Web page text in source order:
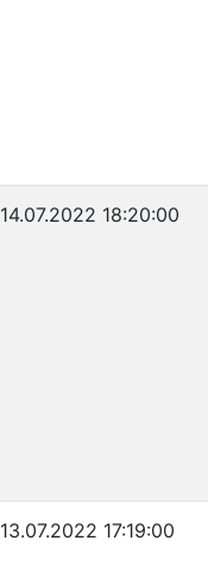
14.07.2022 18:20:00
13.07.2022 17:19:00